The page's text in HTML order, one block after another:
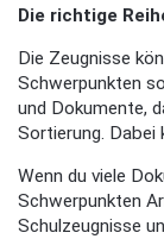
Die richtige
Die Zeugnisse
Schwerpunkten
und Dokumente,
Sortierung. Dabei
Wenn du viele
Schwerpunkten
Schulzeugnisse